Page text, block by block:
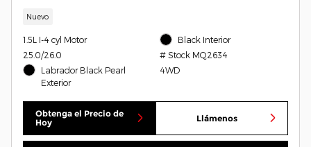
Nuevo
1.5L I-4 cyl Motor
25.0/26.0
Labrador Black Pearl
Exterior
Black Interior
# Stock MQ2634
4WD
Obtenga el Precio de
Hoy
Llámenos